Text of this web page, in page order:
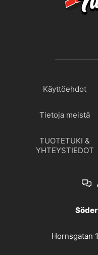
Käyttöehdot
Tietoja meistä
TUOTETUKI &
YHTEYSTIEDOT
Hornsgatan